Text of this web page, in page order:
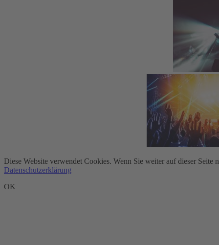
Diese Website verwendet Cookies. Wenn Sie weiter auf dieser
Datenschutzerklärung
OK